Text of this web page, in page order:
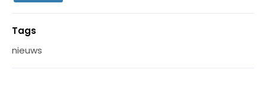
Tags
nieuws